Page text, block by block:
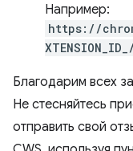
Например:
https://
Благодарим всех
Не стесняйтесь
отправить свой